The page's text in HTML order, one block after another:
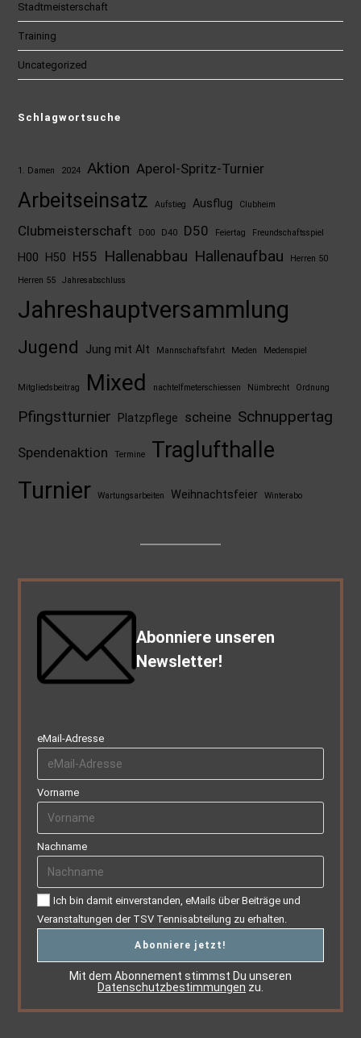
Stadtmeisterschaft
Training
Uncategorized
Schlagwortsuche
1. Damen 2024 Aktion Aperol-Spritz-Turnier
Arbeitseinsatz Aufstieg Ausflug Clubheim
Clubmeisterschaft D00 D40 D50 Feiertag Freundschaftsspiel
H00 H50 H55 Hallenabbau Hallenaufbau Herren 50
Herren 55 Jahresabschluss
Jahreshauptversammlung
Jugend Jung mit Alt Mannschaftsfahrt Meden Medenspiel
Mitgliedsbeitrag Mixed nachtelfmeterschiessen Nümbrecht Ordnung
Pfingstturnier Platzpflege scheine Schnuppertag
Spendenaktion Termine Traglufthalle
Turnier Wartungsarbeiten Weihnachtsfeier Winterabo
Abonniere unseren
Newsletter!
eMail-Adresse
Vorname
Nachname
Ich bin damit einverstanden, eMails über Beiträge und
Veranstaltungen der TSV Tennisabteilung zu erhalten.
Mit dem Abonnement stimmst Du unseren
Datenschutzbestimmungen zu.